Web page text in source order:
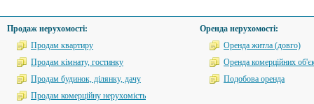
Оренда нерухомості:
Оренда житла (довго)
Оренда комерційних
Подобова оренда
Продаж нерухомості:
Продам квартиру
Продам кімнату, гостинку
Продам будинок, ділянку, дачу
Продам комерційну нерухомість